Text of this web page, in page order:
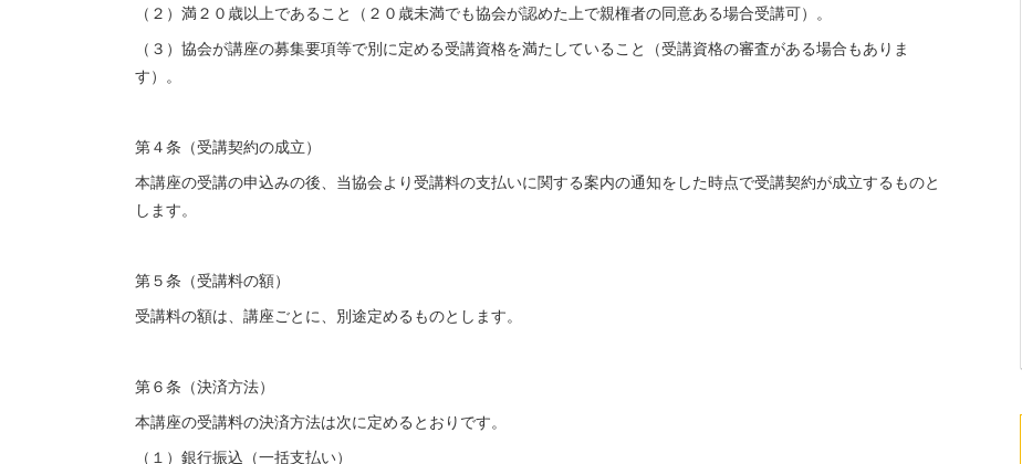
（２）満２０歳以上であること（２０歳未満でも協会が認めた上で親権者の同意ある場合受講可）。
（３）協会が講座の募集要項等で別に定める受講資格を満たしていること（受講資格の審査がある場合もありま
す）。
第４条（受講契約の成立）
本講座の受講の申込みの後、当協会より受講料の支払いに関する案内の通知をした時点で受講契約が成立するものと
します。
第５条（受講料の額）
受講料の額は、講座ごとに、別途定めるものとします。
第６条（決済方法）
本講座の受講料の決済方法は次に定めるとおりです。
（１）銀行振込（一括支払い）